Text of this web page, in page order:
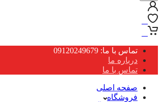
تماس با ما: 09120249679
درباره ما
تماس با ما
صفحه اصلی
فروشگاه